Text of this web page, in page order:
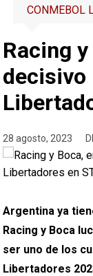
CONMEBOL
Racing
decisivo
28 agosto, 2023
Argentina ya
Racing y Boca
ser uno de los
Libertadores